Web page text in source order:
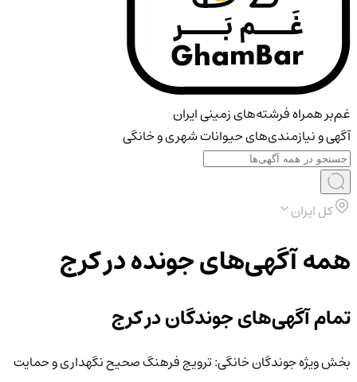
غم‌بر همراه فرشته‌های زمینی ایران
آگهی و نیازمندی‌های حیوانات شهری و خانگی
کل ایران
همه آگهی‌های جوندهدر کرج
تمام آگهی‌های جوندگان در کرج
بخش ویژه جوندگان خانگی: ترویج فرهنگ صحیح نگهداری و حمایت